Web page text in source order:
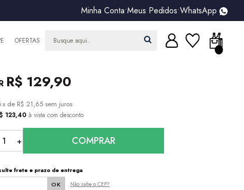
Minha Conta•Meus Pedidos•WhatsApp
OFERTAS
R$ 129,90
x de R$ 21,65 sem juros
123,40 à vista com desconto
COMPRAR
frete e prazo de entrega
Não sabe o CEP?